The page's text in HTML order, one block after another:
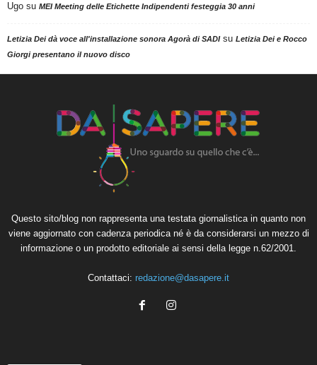
Ugo su MEI Meeting delle Etichette Indipendenti festeggia 30 anni
Letizia Dei dà voce all'installazione sonora Agorà di SADIsu Letizia Dei e Rocco
Giorgi presentano il nuovo disco
Questo sito/blog non rappresenta una testata giornalistica in quanto non
viene aggiornato con cadenza periodica né è da considerarsi un mezzo di
informazione o un prodotto editoriale ai sensi della legge n.62/2001.
Contattaci: redazione@dasapere.it